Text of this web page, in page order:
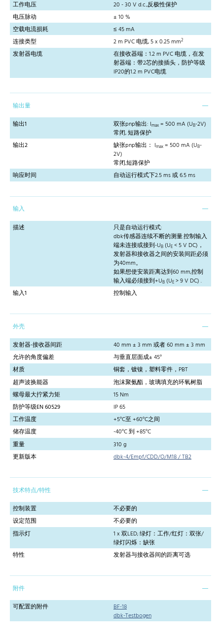
工作电压
20 - 30 V d.c.,反极性保护
电压脉动
± 10 %
空载电流损耗
≤ 45 mA
连接类型
2 m PVC 电缆, 5 x 0.25 mm2
发射器电缆
在接收器端：1.2 m PVC 电缆，在发
射器端：带2芯的接插头，防护等级
IP20的1.2 m PVC电缆
输出量
输出1
双张pnp输出: Imax = 500 mA (UB-2V)
常闭, 短路保护
输出2
缺张pnp输出： Imax = 500 mA (UB-
2V)
常闭,短路保护
响应时间
自动运行模式下2.5 ms 或 6.5 ms
输入
描述
只是自动运行模式:
dbk传感器连续不断的测量.控制输入
端未连接或接到-UB (UE < 5 V DC)，
发射器和接收器之间的安装间距必须
为40mm。
如果想使安装距离达到60 mm,控制
输入端必须接到+UB (UE > 9 V DC) .
输入1
控制输入
外壳
发射器-接收器间距
40 mm ± 3 mm 或者 60 mm ± 3 mm
允许的角度偏差
与垂直层面成± 45°
材质
铜套，镀镍，塑料零件，PBT
超声波换能器
泡沫聚氨酯，玻璃填充的环氧树脂
螺母最大拧紧力矩
15 Nm
防护等级EN 60529
IP 65
工作温度
+5°C至 +60°C之间
储存温度
-40°C 到 +85°C
重量
310 g
更新版本
dbk-4/Empf/CDD/O/M18 / TB2
技术特点/特性
控制装置
不必要的
设定范围
不必要的
指示灯
1 x 双LED; 绿灯：工作/红灯：双张/
绿灯闪烁：缺张
特性
发射器与接收器间的距离可选
附件
可配置的附件
BF-18
dbk-Testbogen